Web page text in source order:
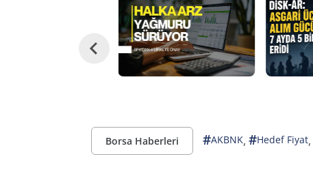
Borsa Haberleri #AKBNK, #Hedef Fiyat,